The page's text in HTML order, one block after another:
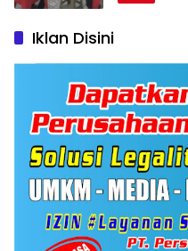
Iklan Disini